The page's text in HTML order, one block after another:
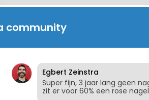
community
Egbert Zeinstra
Super fijn, 3 jaar lang geen
zit er voor 60% een rose